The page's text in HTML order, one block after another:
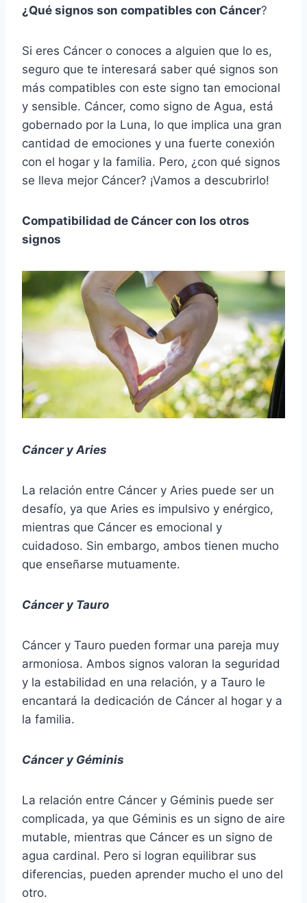
¿Qué signos son compatibles con Cáncer?
Si eres Cáncer o conoces a alguien que lo es,
seguro que te interesará saber qué signos son
más compatibles con este signo tan emocional
y sensible. Cáncer, como signo de Agua, está
gobernado por la Luna, lo que implica una gran
cantidad de emociones y una fuerte conexión
con el hogar y la familia. Pero, ¿con qué signos
se lleva mejor Cáncer? ¡Vamos a descubrirlo!
Compatibilidad de Cáncer con los otros
signos
Cáncer y Aries
La relación entre Cáncer y Aries puede ser un
desafío, ya que Aries es impulsivo y enérgico,
mientras que Cáncer es emocional y
cuidadoso. Sin embargo, ambos tienen mucho
que enseñarse mutuamente.
Cáncer y Tauro
Cáncer y Tauro pueden formar una pareja muy
armoniosa. Ambos signos valoran la seguridad
y la estabilidad en una relación, y a Tauro le
encantará la dedicación de Cáncer al hogar y a
la familia.
Cáncer y Géminis
La relación entre Cáncer y Géminis puede ser
complicada, ya que Géminis es un signo de aire
mutable, mientras que Cáncer es un signo de
agua cardinal. Pero si logran equilibrar sus
diferencias, pueden aprender mucho el uno del
otro.